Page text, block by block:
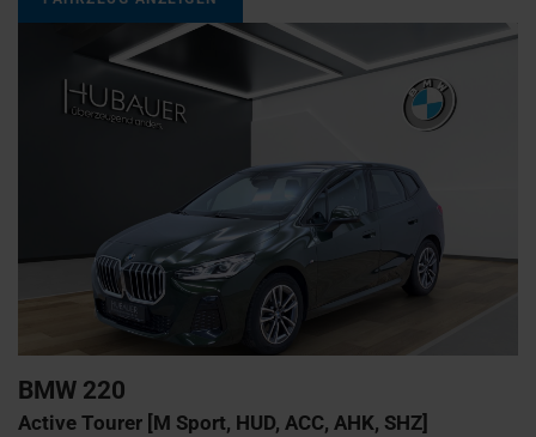
BMW 220
Active Tourer [M Sport, HUD, ACC, AHK, SHZ]